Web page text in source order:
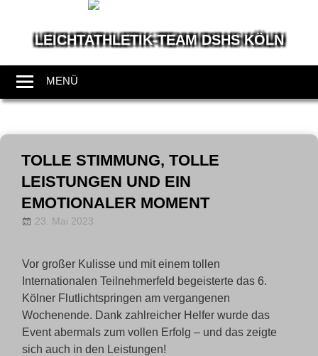
LEICHTATHLETIK-TEAM DSHS KÖLN
leben
Leichtathletik
MENÜ
Zum
InhaltTOLLE STIMMUNG, TOLLE
LEISTUNGEN UND EIN
EMOTIONALER MOMENT
23. Mai 2023
Vor großer Kulisse und mit einem tollen
Internationalen Teilnehmerfeld begeisterte das 6.
Kölner Flutlichtspringen am vergangenen
Wochenende. Dank zahlreicher Helfer wurde das
Event abermals zum vollen Erfolg – und das zeigte
sich auch in den Leistungen!